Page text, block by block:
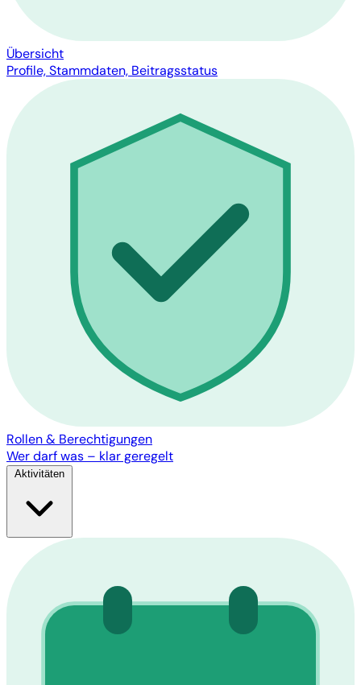
Übersicht
Profile, Stammdaten, Beitragsstatus
Rollen & Berechtigungen
Wer darf was – klar geregelt
Aktivitäten